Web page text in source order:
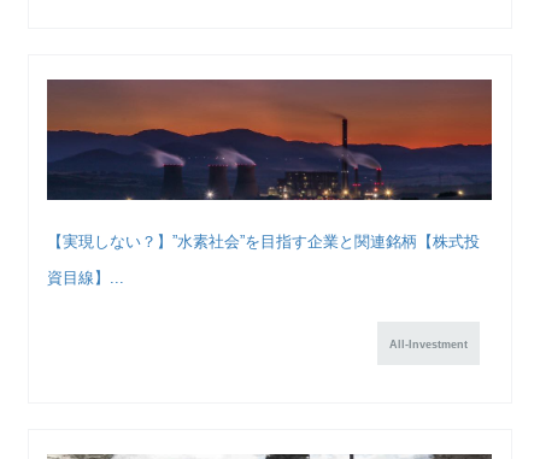
【実現しない？】”水素社会”を目指す企業と関連銘柄【株式投
資目線】...
All-Investment